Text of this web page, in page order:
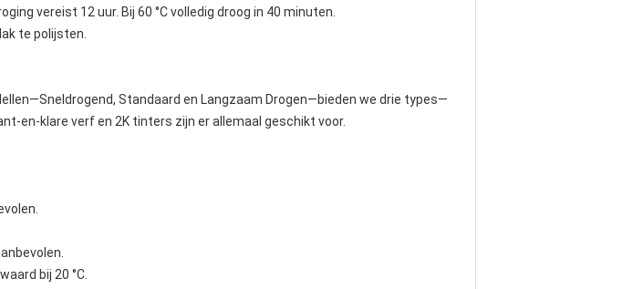
vereist 12 uur. Bij 60 °C volledig droog in 40 minuten.
te polijsten.
Standaard en Langzaam Drogen—bieden we drie types—
en-klare verf en 2K tinters zijn er allemaal geschikt voor.
bij 20 °C.